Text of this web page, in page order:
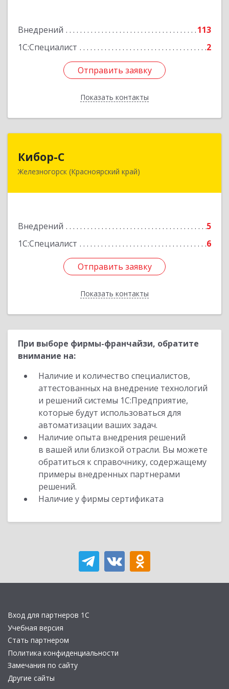
Внедрений
113
1С:Специалист
2
Отправить заявку
Показать контакты
Отправить заявку
Назад
Кибор-С
Железногорск (Красноярский край)
Внедрений
5
1С:Специалист
6
Отправить заявку
Показать контакты
662973, Красноярский край, Железногорск г,
Отправить заявку
Назад
При выборе фирмы-франчайзи, обратите
внимание на:
Наличие и количество специалистов,
аттестованных на внедрение технологий
и решений системы 1С:Предприятие,
которые будут использоваться для
автоматизации ваших задач.
Наличие опыта внедрения решений
в вашей или близкой отрасли. Вы можете
обратиться к справочнику, содержащему
примеры внедренных партнерами
решений.
Наличие у фирмы сертификата
Вход для партнеров 1С
Учебная версия
Стать партнером
Политика конфиденциальности
Замечания по сайту
Другие сайты